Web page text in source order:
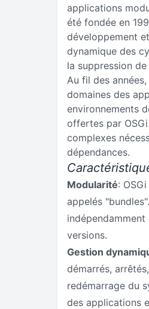
applications
été fondée en
développement
dynamique des
la suppression
Au fil des
domaines des
environnements
offertes par
complexes
dépendances.
Modularité:
appelés
versions.
Gestion
démarrés,
redémarrage du
des applications